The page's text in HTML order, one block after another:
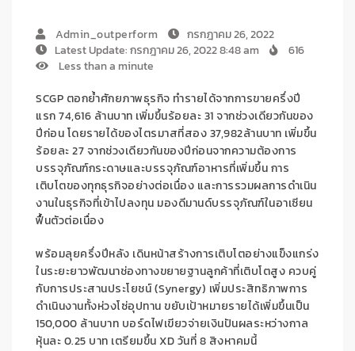
Admin_outperform
กรกฎาคม 26, 2022
Latest Update: กรกฎาคม 26, 2022 8:48 am
616
Less than a minute
SCGP ตอกย้ำศักยภาพธุรกิจ ทำรายได้จากการขายครึ่งปี
แรก74,616 ล้านบาท เพิ่มขึ้นร้อยละ31 จากช่วงเดียวกันของ
ปีก่อน โดยรายได้ของไตรมาสที่สอง37,982ล้านบาท เพิ่มขึ้น
ร้อยละ27 จากช่วงเดียวกันของปีก่อนจากความต้องการ
บรรจุภัณฑ์กระดาษและบรรจุภัณฑ์อาหารที่เพิ่มขึ้น การ
เติบโตของทุกธุรกิจอย่างต่อเนื่อง และการรวมผลการดำเนิน
งานในธุรกิจที่เข้าไปลงทุน มองดีมานด์บรรจุภัณฑ์ในอาเซียน
ฟื้นตัวต่อเนื่อง
พร้อมลุยครึ่งปีหลัง เดินหน้าสร้างการเติบโตอย่างแข็งแกร่ง
ในระยะยาวพัฒนาช่องทางขยายฐานลูกค้าที่เติบโตสูง ควบคู่
กับการประสานประโยชน์ (Synergy) เพิ่มประสิทธิภาพการ
ดำเนินงานทั้งห่วงโซ่อุปทาน ขยับเป้าหมายรายได้เพิ่มขึ้นเป็น
150,000 ล้านบาท บอร์ดไฟเขียวจ่ายเงินปันผลระหว่างกาล
หุ้นละ0.25 บาท เตรียมขึ้น XDวันที่8 สิงหาคมนี้